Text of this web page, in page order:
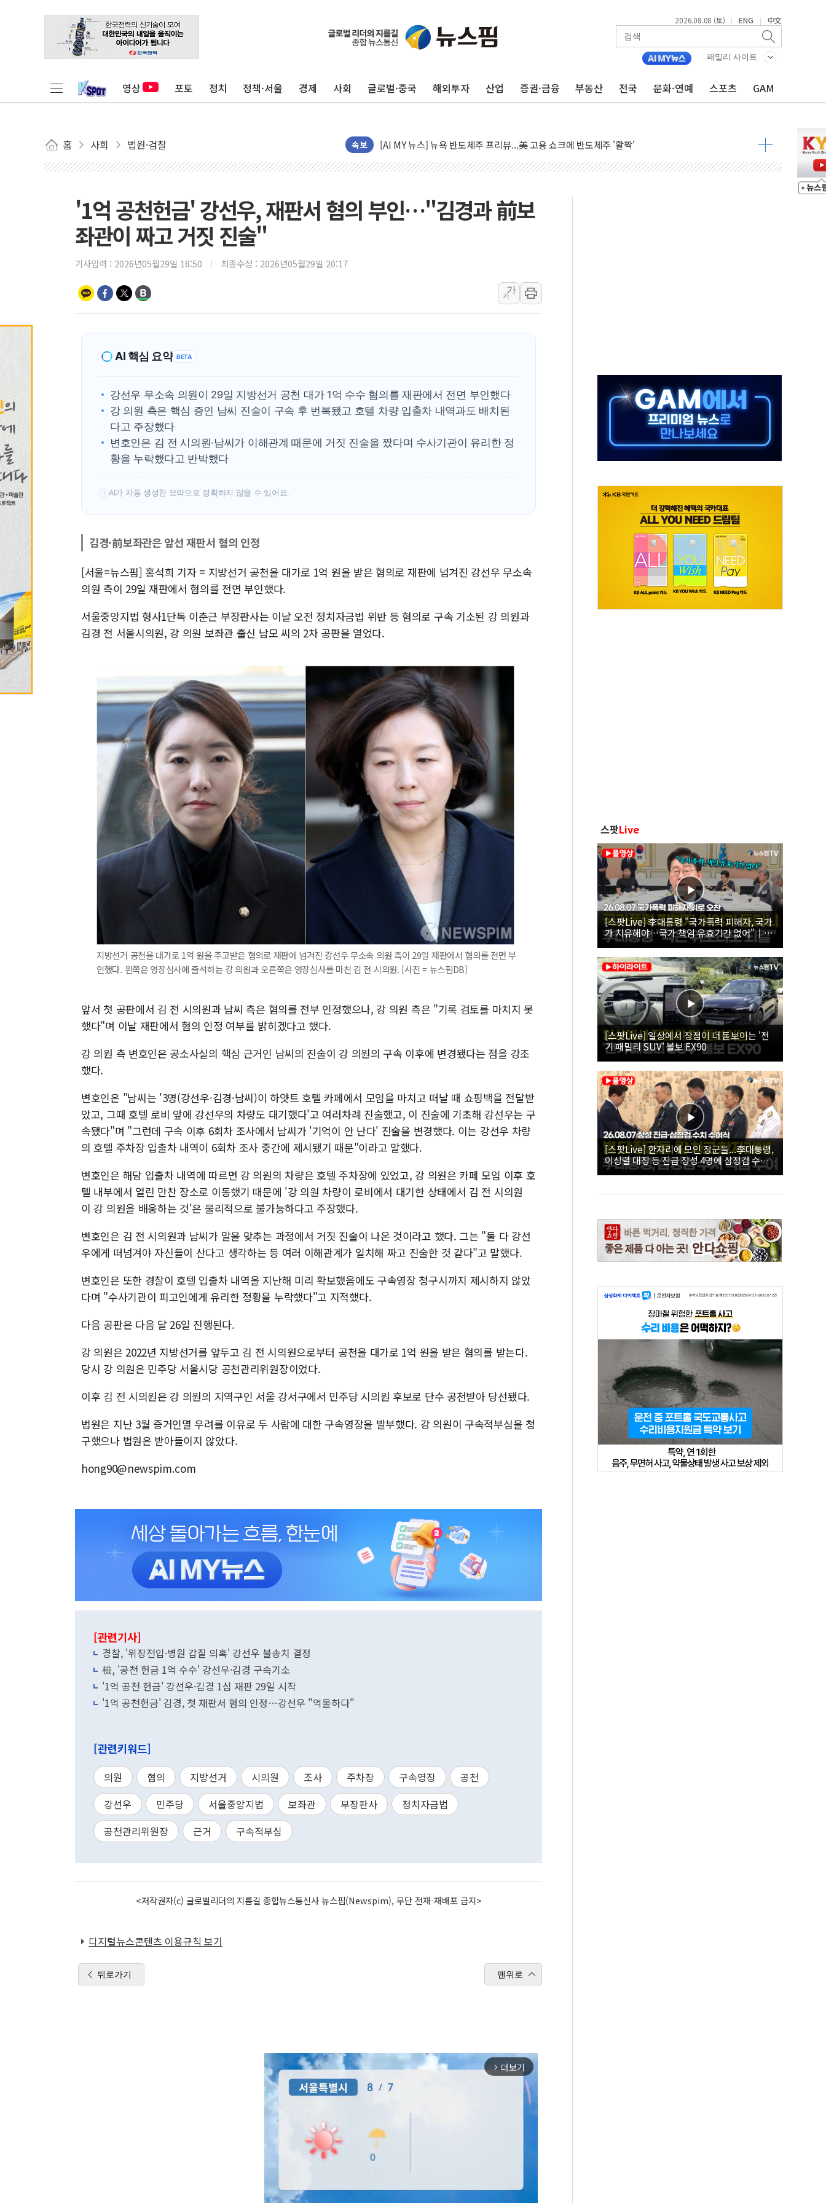
2026.08.08 (토) | ENG | 中文
패밀리 사이트
영상 포토 정치 정책·서울 경제 사회 글로벌·중국 해외투자 산업 증권·금융 부동산 전국 문화·연예 스포츠 GAM
홈 사회 법원·검찰 속보
[종합] 이슬람 수니파 3국, '공동방위협정' 체결… 이스라엘·이란 위협에 맞설 자체 억지력 강화
트럼프, 백신·자폐증 행정명령 검토…"이르면 다음 주"
이란 핵심 원유 수출항 '하르그섬', 최근 1주일 이상 '올스톱'… 美 해상봉쇄 영향
美 고용 쇼크에 엔화 장중 급등…시장은 "또 개입했나" 촉각
뉴욕증시 프리뷰, 美 고용 쇼크에 금리 인상 우려 후퇴…나스닥 선물 1%대 상승
[종합] 美 7월 고용 2만3000명 감소 '쇼크'…9월 금리 인상 기대 후퇴
뉴욕증시 개장 전 특징주...아틀라시안·클라우드플레어·태양광주↑ VS 트레이드데스크·웬디스↓
보훈부, 미 DPAA와 MOU… "6·25 미군 실종자 7359명 끝까지 찾겠다"
李 대통령, '6시간 마라톤 부동산 2차 회의' 주재… "전폭적 공급 확대·속도전 총력"
트럼프, 中 겨냥 폴리실리콘 관세 15% 부과…美 태양광주 급등
'1억 공천헌금' 강선우, 재판서 혐의 부인…"김경과 前보
좌관이 짜고 거짓 진술"
기사입력 : 2026년05월29일 18:50 최종수정 : 2026년05월29일 20:17
가
가
AI 핵심 요약 BETA
강선우 무소속 의원이 29일 지방선거 공천 대가 1억 수수 혐의를 재판에서 전면 부인했다
강 의원 측은 핵심 증인 남씨 진술이 구속 후 번복됐고 호텔 차량 입출차 내역과도 배치된
다고 주장했다
변호인은 김 전 시의원·남씨가 이해관계 때문에 거짓 진술을 짰다며 수사기관이 유리한 정
황을 누락했다고 반박했다
! AI가 자동 생성한 요약으로 정확하지 않을 수 있어요.
김경·前보좌관은 앞선 재판서 혐의 인정
[서울=뉴스핌] 홍석희 기자 = 지방선거 공천을 대가로 1억 원을 받은 혐의로 재판에 넘겨진 강선우 무소속
의원 측이 29일 재판에서 혐의를 전면 부인했다.
서울중앙지법 형사1단독 이춘근 부장판사는 이날 오전 정치자금법 위반 등 혐의로 구속 기소된 강 의원과
김경 전 서울시의원, 강 의원 보좌관 출신 남모 씨의 2차 공판을 열었다.
지방선거 공천을 대가로 1억 원을 주고받은 혐의로 재판에 넘겨진 강선우 무소속 의원 측이 29일 재판에서 혐의를 전면 부
인했다. 왼쪽은 영장심사에 출석하는 강 의원과 오른쪽은 영장심사를 마친 김 전 시의원. [사진 = 뉴스핌DB]
앞서 첫 공판에서 김 전 시의원과 남씨 측은 혐의를 전부 인정했으나, 강 의원 측은 "기록 검토를 마치지 못
했다"며 이날 재판에서 혐의 인정 여부를 밝히겠다고 했다.
강 의원 측 변호인은 공소사실의 핵심 근거인 남씨의 진술이 강 의원의 구속 이후에 변경됐다는 점을 강조
했다.
변호인은 "남씨는 '3명(강선우·김경·남씨)이 하얏트 호텔 카페에서 모임을 마치고 떠날 때 쇼핑백을 전달받
았고, 그때 호텔 로비 앞에 강선우의 차량도 대기했다'고 여러차례 진술했고, 이 진술에 기초해 강선우는 구
속됐다"며 "그런데 구속 이후 6회차 조사에서 남씨가 '기억이 안 난다' 진술을 변경했다. 이는 강선우 차량
의 호텔 주차장 입출차 내역이 6회차 조사 중간에 제시됐기 때문"이라고 말했다.
변호인은 해당 입출차 내역에 따르면 강 의원의 차량은 호텔 주차장에 있었고, 강 의원은 카페 모임 이후 호
텔 내부에서 열린 만찬 장소로 이동했기 때문에 '강 의원 차량이 로비에서 대기한 상태에서 김 전 시의원
이 강 의원을 배웅하는 것'은 물리적으로 불가능하다고 주장했다.
변호인은 김 전 시의원과 남씨가 말을 맞추는 과정에서 거짓 진술이 나온 것이라고 했다. 그는 "둘 다 강선
우에게 떠넘겨야 자신들이 산다고 생각하는 등 여러 이해관계가 일치해 짜고 진술한 것 같다"고 말했다.
변호인은 또한 경찰이 호텔 입출차 내역을 지난해 미리 확보했음에도 구속영장 청구시까지 제시하지 않았
다며 "수사기관이 피고인에게 유리한 정황을 누락했다"고 지적했다.
다음 공판은 다음 달 26일 진행된다.
강 의원은 2022년 지방선거를 앞두고 김 전 시의원으로부터 공천을 대가로 1억 원을 받은 혐의를 받는다.
당시 강 의원은 민주당 서울시당 공천관리위원장이었다.
이후 김 전 시의원은 강 의원의 지역구인 서울 강서구에서 민주당 시의원 후보로 단수 공천받아 당선됐다.
법원은 지난 3월 증거인멸 우려를 이유로 두 사람에 대한 구속영장을 발부했다. 강 의원이 구속적부심을 청
구했으나 법원은 받아들이지 않았다.
hong90@newspim.com
[관련기사]
경찰, '위장전입·병원 갑질 의혹' 강선우 불송치 결정
檢, '공천 헌금 1억 수수' 강선우·김경 구속기소
'1억 공천 헌금' 강선우·김경 1심 재판 29일 시작
'1억 공천헌금' 김경, 첫 재판서 혐의 인정…강선우 "억울하다"
[관련키워드]
의원 혐의 지방선거 시의원 조사 주차장 구속영장
공천
강선우
민주당 서울중앙지법 보좌관 부장판사
정치자금법
공천관리위원장
근거 구속적부심
<저작권자(c) 글로벌리더의 지름길 종합뉴스통신사 뉴스핌(Newspim), 무단 전재-재배포 금지>
디지털뉴스콘텐츠 이용규칙 보기
뒤로가기 맨위로
arrow_forward_ios 더보기
스팟Live
[스팟Live] 李대통령 "국가폭력 피해자, 국가
가 치유해야…국가 책임 유효기간 없어"｜
26.08.07 국가폭력 피해자 위로 오찬
[스팟Live] 일상에서 장점이 더 돋보이는 '전
기 패밀리 SUV' 볼보 EX90
[스팟Live] 한자리에 모인 장군들...李대통령,
이상렬 대장 등 진급 장성 4명에 삼정검 수치
직접 수여｜26.08.07 장성 진급·삼정검 수치